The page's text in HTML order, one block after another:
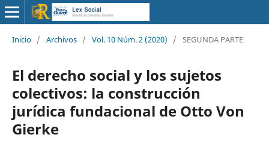
Inicio / Archivos / Vol. 10 Núm. 2 (2020) / SEGUNDA PARTE
El derecho social y los sujetos
colectivos: la construcción
jurídica fundacional de Otto Von
Gierke